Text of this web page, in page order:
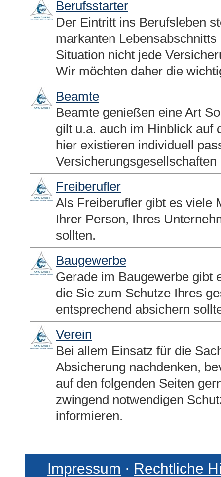
Berufsstarter
Der Eintritt ins Berufsleben
markanten
Situation nicht jede
Wir möchten daher die
Beamte
Beamte genießen eine Art
gilt u.a. auch im Hinblick auf
hier existieren individuell
Versicherungsgesellschaften
Freiberufler
Als Freiberufler gibt es viele
Ihrer Person, Ihres
sollten.
Baugewerbe
Gerade im Baugewerbe gibt
die Sie zum Schutze Ihres
entsprechend absichern
Verein
Bei allem Einsatz für die
Absicherung nachdenken,
auf den folgenden Seiten
zwingend notwendigen
informieren.
Impressum · Rechtliche